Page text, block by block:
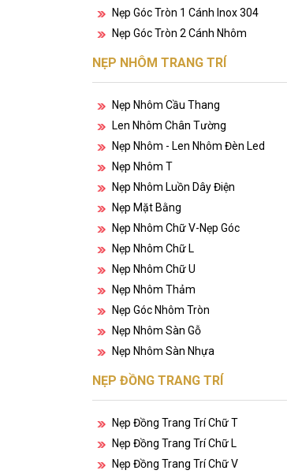
Nẹp Góc Tròn 1 Cánh Inox 304
Nẹp Góc Tròn 2 Cánh Nhôm
NẸP NHÔM TRANG TRÍ
Nẹp Nhôm Cầu Thang
Len Nhôm Chân Tường
Nẹp Nhôm - Len Nhôm Đèn Led
Nẹp Nhôm T
Nẹp Nhôm Luồn Dây Điện
Nẹp Mặt Bằng
Nẹp Nhôm Chữ V-Nẹp Góc
Nẹp Nhôm Chữ L
Nẹp Nhôm Chữ U
Nẹp Nhôm Thảm
Nẹp Góc Nhôm Tròn
Nẹp Nhôm Sàn Gỗ
Nẹp Nhôm Sàn Nhựa
NẸP ĐỒNG TRANG TRÍ
Nẹp Đồng Trang Trí Chữ T
Nẹp Đồng Trang Trí Chữ L
Nẹp Đồng Trang Trí Chữ V